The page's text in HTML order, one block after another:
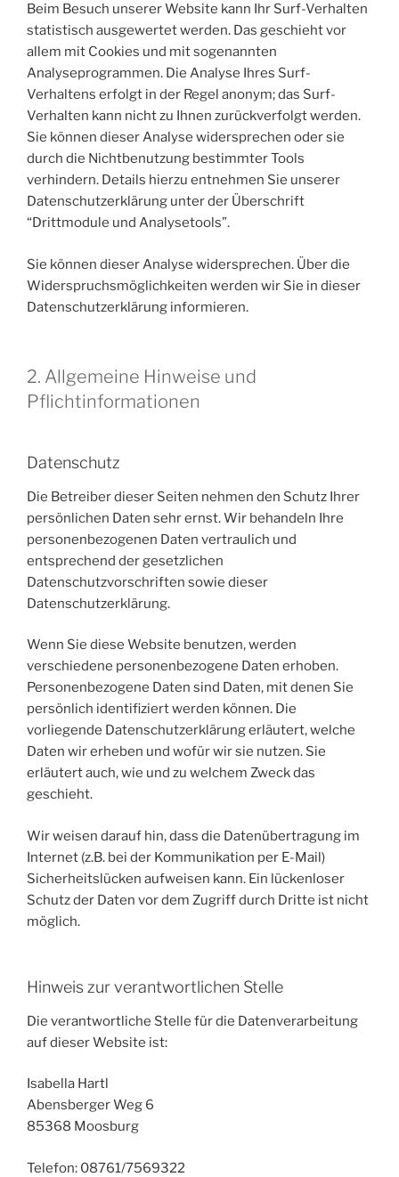
Beim Besuch unserer Website kann Ihr Surf-Verhalten
statistisch ausgewertet werden. Das geschieht vor
allem mit Cookies und mit sogenannten
Analyseprogrammen. Die Analyse Ihres Surf-
Verhaltens erfolgt in der Regel anonym; das Surf-
Verhalten kann nicht zu Ihnen zurückverfolgt werden.
Sie können dieser Analyse widersprechen oder sie
durch die Nichtbenutzung bestimmter Tools
verhindern. Details hierzu entnehmen Sie unserer
Datenschutzerklärung unter der Überschrift
“Drittmodule und Analysetools”.
Sie können dieser Analyse widersprechen. Über die
Widerspruchsmöglichkeiten werden wir Sie in dieser
Datenschutzerklärung informieren.
2. Allgemeine Hinweise und
Pflichtinformationen
Datenschutz
Die Betreiber dieser Seiten nehmen den Schutz Ihrer
persönlichen Daten sehr ernst. Wir behandeln Ihre
personenbezogenen Daten vertraulich und
entsprechend der gesetzlichen
Datenschutzvorschriften sowie dieser
Datenschutzerklärung.
Wenn Sie diese Website benutzen, werden
verschiedene personenbezogene Daten erhoben.
Personenbezogene Daten sind Daten, mit denen Sie
persönlich identifiziert werden können. Die
vorliegende Datenschutzerklärung erläutert, welche
Daten wir erheben und wofür wir sie nutzen. Sie
erläutert auch, wie und zu welchem Zweck das
geschieht.
Wir weisen darauf hin, dass die Datenübertragung im
Internet (z.B. bei der Kommunikation per E-Mail)
Sicherheitslücken aufweisen kann. Ein lückenloser
Schutz der Daten vor dem Zugriff durch Dritte ist nicht
möglich.
Hinweis zur verantwortlichen Stelle
Die verantwortliche Stelle für die Datenverarbeitung
auf dieser Website ist:
Isabella Hartl
Abensberger Weg 6
85368 Moosburg
Telefon: 08761/7569322